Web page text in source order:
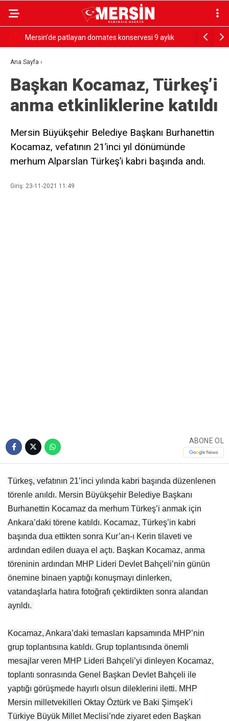
Mersin’de patlayan domates konservesi 9 aylık
bebeği yaktı
SESSİZ
Ana Sayfa ›
Başkan Kocamaz, Türkeş’i
anma etkinliklerine katıldı
Mersin Büyükşehir Belediye Başkanı Burhanettin
Kocamaz, vefatının 21’inci yıl dönümünde
merhum Alparslan Türkeş’i kabri başında andı.
Giriş: 23-11-2021 11:49
ABONE OL
Türkeş, vefatının 21’inci yılında kabri başında düzenlenen
törenle anıldı. Mersin Büyükşehir Belediye Başkanı
Burhanettin Kocamaz da merhum Türkeş’i anmak için
Ankara’daki törene katıldı. Kocamaz, Türkeş’in kabri
başında dua ettikten sonra Kur’an-ı Kerin tilaveti ve
ardından edilen duaya el açtı. Başkan Kocamaz, anma
töreninin ardından MHP Lideri Devlet Bahçeli’nin günün
önemine binaen yaptığı konuşmayı dinlerken,
vatandaşlarla hatıra fotoğrafı çektirdikten sonra alandan
ayrıldı.
Kocamaz, Ankara’daki temasları kapsamında MHP’nin
grup toplantısına katıldı. Grup toplantısında önemli
mesajlar veren MHP Lideri Bahçeli’yi dinleyen Kocamaz,
toplantı sonrasında Genel Başkan Devlet Bahçeli ile
yaptığı görüşmede hayırlı olsun dileklerini iletti. MHP
Mersin milletvekilleri Oktay Öztürk ve Baki Şimşek’i
Türkiye Büyük Millet Meclisi’nde ziyaret eden Başkan